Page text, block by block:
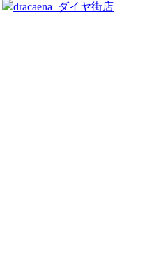
dracaena_ダイヤ街店